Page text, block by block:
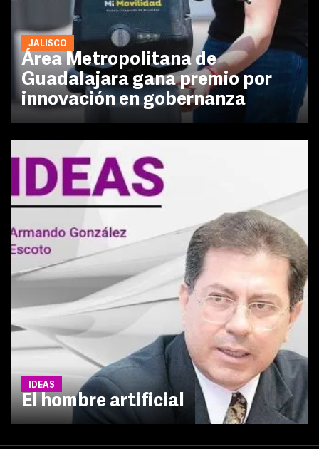
JALISCO
Área Metropolitana de
Guadalajara gana premio por
innovación en gobernanza
IDEAS
El hombre artificial